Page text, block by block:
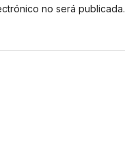
no será publicada.